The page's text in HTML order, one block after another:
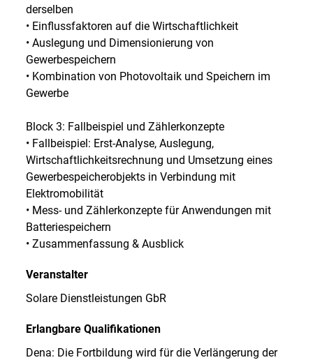
derselben
• Einflussfaktoren auf die Wirtschaftlichkeit
• Auslegung und Dimensionierung von
Gewerbespeichern
• Kombination von Photovoltaik und Speichern im
Gewerbe
Block 3: Fallbeispiel und Zählerkonzepte
• Fallbeispiel: Erst-Analyse, Auslegung,
Wirtschaftlichkeitsrechnung und Umsetzung eines
Gewerbespeicherobjekts in Verbindung mit
Elektromobilität
• Mess- und Zählerkonzepte für Anwendungen mit
Batteriespeichern
• Zusammenfassung & Ausblick
Veranstalter
Solare Dienstleistungen GbR
Erlangbare Qualifikationen
Dena: Die Fortbildung wird für die Verlängerung der